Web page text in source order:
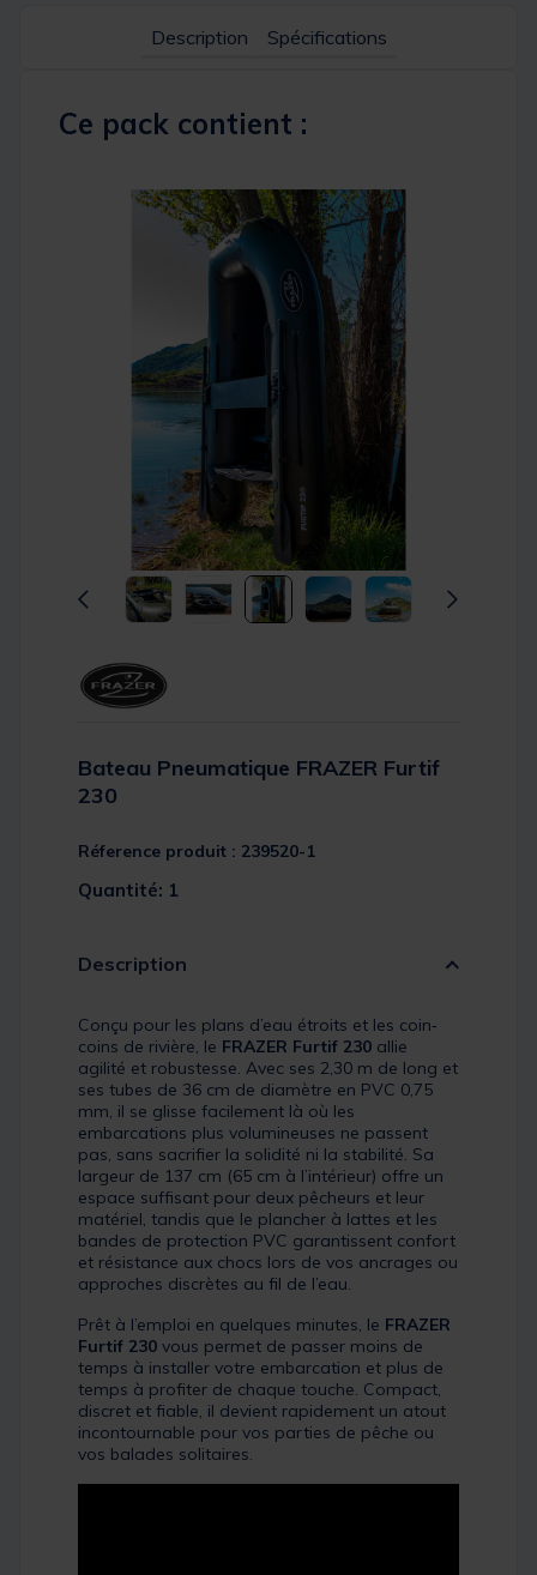
Description Spécifications
Ce pack contient :
Bateau Pneumatique FRAZER Furtif
230
Réference produit : 239520-1
Quantité: 1
Description
Conçu pour les plans d’eau étroits et les coin‐
coins de rivière, le FRAZER Furtif 230 allie
agilité et robustesse. Avec ses 2,30 m de long et
ses tubes de 36 cm de diamètre en PVC 0,75
mm, il se glisse facilement là où les
embarcations plus volumineuses ne passent
pas, sans sacrifier la solidité ni la stabilité. Sa
largeur de 137 cm (65 cm à l’intérieur) offre un
espace suffisant pour deux pêcheurs et leur
matériel, tandis que le plancher à lattes et les
bandes de protection PVC garantissent confort
et résistance aux chocs lors de vos ancrages ou
approches discrètes au fil de l’eau.
Prêt à l’emploi en quelques minutes, le FRAZER
Furtif 230 vous permet de passer moins de
temps à installer votre embarcation et plus de
temps à profiter de chaque touche. Compact,
discret et fiable, il devient rapidement un atout
incontournable pour vos parties de pêche ou
vos balades solitaires.